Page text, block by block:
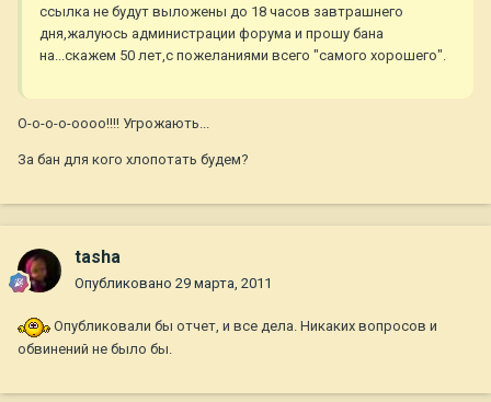
ссылка не будут выложены до 18 часов завтрашнего
дня,жалуюсь администрации форума и прошу бана
на...скажем 50 лет,с пожеланиями всего "самого хорошего".
О-о-о-о-оооо!!!! Угрожають...
За бан для кого хлопотать будем?
tasha
Опубликовано 29 марта, 2011
Опубликовали бы отчет, и все дела. Никаких вопросов и
обвинений не было бы.